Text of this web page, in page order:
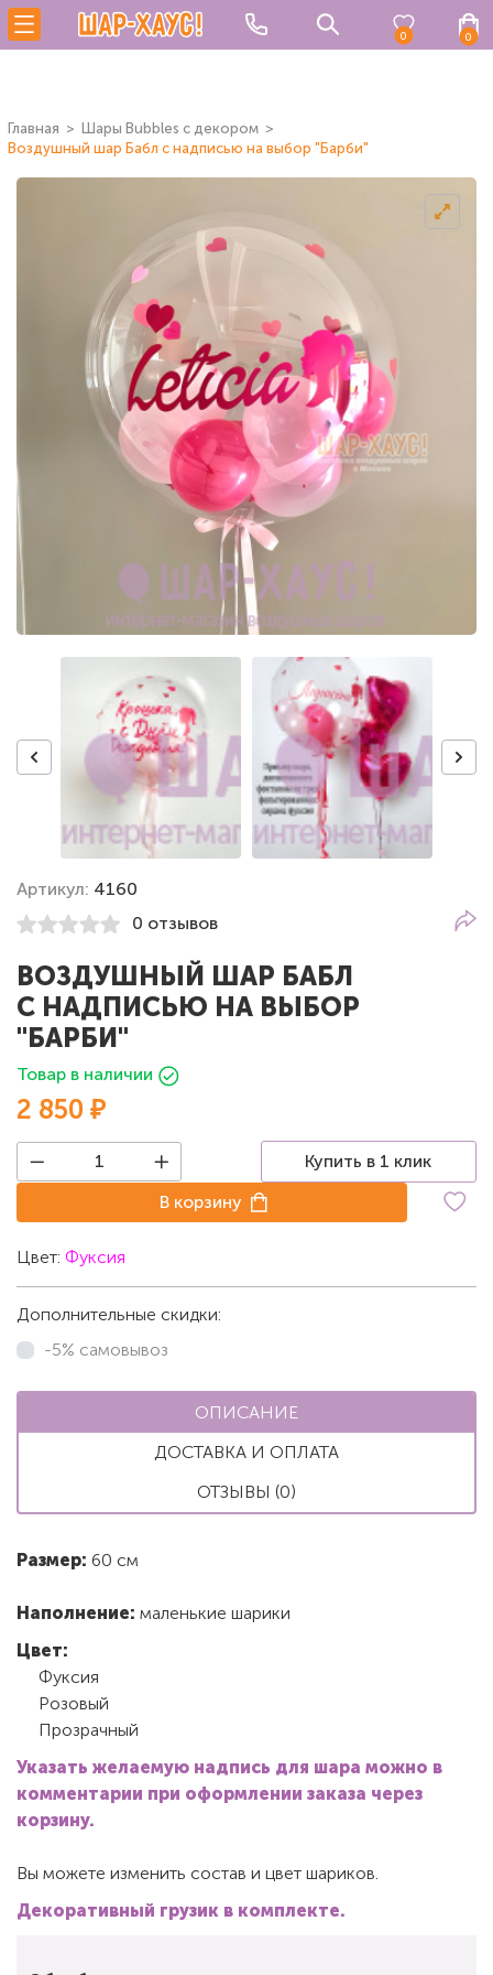
0 0
Главная
Шары Bubbles с декором
Воздушный шар Бабл с надписью на выбор "Барби"
Артикул: 4160
0 отзывов
ВОЗДУШНЫЙ ШАР БАБЛ
С НАДПИСЬЮ НА ВЫБОР
"БАРБИ"
Товар в наличии
2 850 ₽
Купить в 1 клик
В корзину
Цвет: Фуксия
Дополнительные скидки:
-5% самовывоз
ОПИСАНИЕ
ДОСТАВКА И ОПЛАТА
ОТЗЫВЫ (0)
Размер: 60 см
Наполнение: маленькие шарики
Цвет:
Фуксия
Розовый
Прозрачный
Указать желаемую надпись для шара можно в
комментарии при оформлении заказа через
корзину.
Вы можете изменить состав и цвет шариков.
Декоративный грузик в комплекте.